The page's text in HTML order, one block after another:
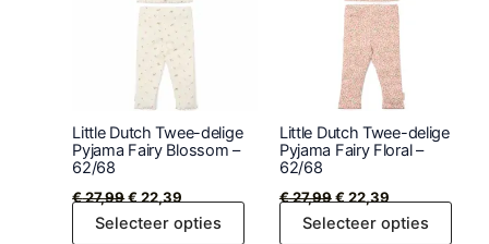
Little Dutch Twee-delige
Pyjama Fairy Blossom –
62/68
€27,99€22,39
Selecteer opties
Little Dutch Twee-delige
Pyjama Fairy Floral –
62/68
€27,99€22,39
Selecteer opties